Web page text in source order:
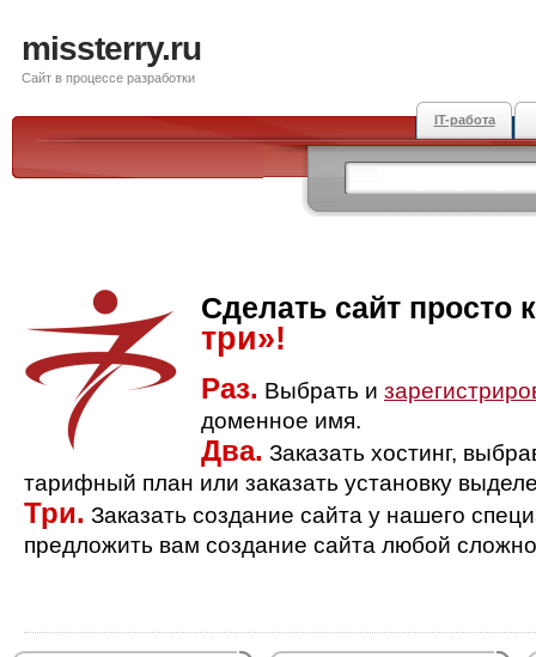
missterry.ru
Сайт в процессе разработки
IT-работа
Сделать сайт просто
три»!
Раз. Выбрать и
доменное имя.
Два. Заказать хостинг,
тарифный план или заказать установку
Три. Заказать создание сайта у нашего
предложить вам создание сайта любой